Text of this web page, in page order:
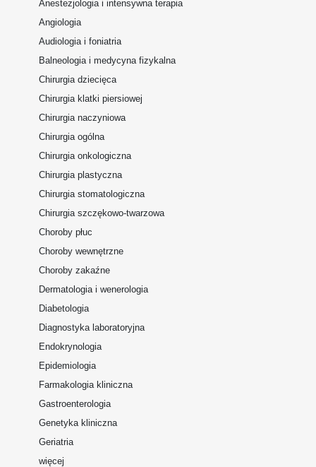
Anestezjologia i intensywna terapia
Angiologia
Audiologia i foniatria
Balneologia i medycyna fizykalna
Chirurgia dziecięca
Chirurgia klatki piersiowej
Chirurgia naczyniowa
Chirurgia ogólna
Chirurgia onkologiczna
Chirurgia plastyczna
Chirurgia stomatologiczna
Chirurgia szczękowo-twarzowa
Choroby płuc
Choroby wewnętrzne
Choroby zakaźne
Dermatologia i wenerologia
Diabetologia
Diagnostyka laboratoryjna
Endokrynologia
Epidemiologia
Farmakologia kliniczna
Gastroenterologia
Genetyka kliniczna
Geriatria
więcej